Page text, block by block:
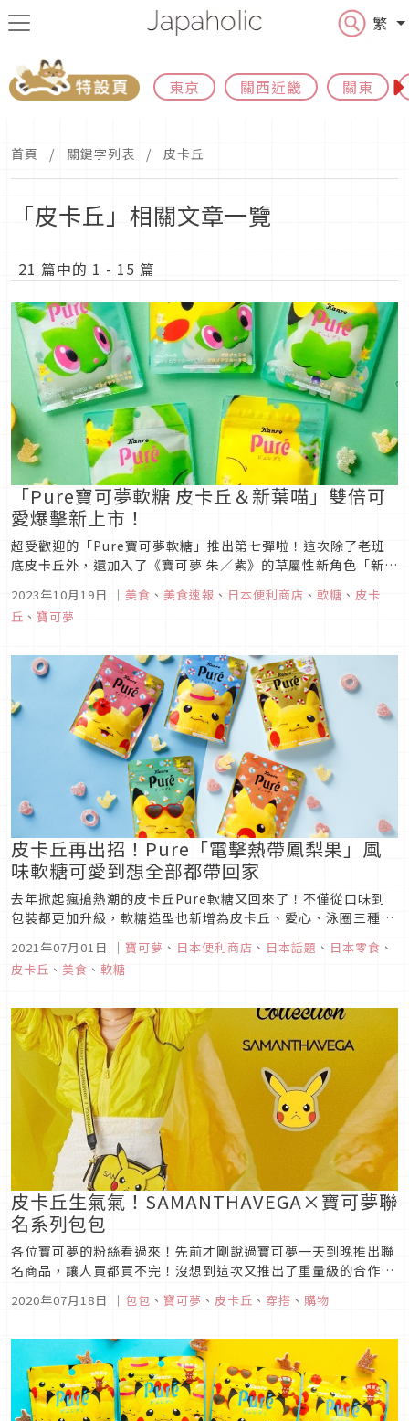
繁
東京 關西近畿 關東
首頁 關鍵字列表 皮卡丘
「皮卡丘」相關文章一覽
21 篇中的 1 - 15 篇
「Pure寶可夢軟糖 皮卡丘＆新葉喵」雙倍可
愛爆擊新上市！
超受歡迎的「Pure寶可夢軟糖」推出第七彈啦！這次除了老班
底皮卡丘外，還加入了《寶可夢 朱／紫》的草屬性新角色「新葉
喵」，兩個萌系寶貝的夢幻連動令人大呼期待。日本預計於
2023年10月24日上市，一共推出五款包裝都超級可愛，各位神
奇寶貝大師們請準備出門找貨啦！
2023年10月19日 ｜ 美食 、 美食速報 、 日本便利商店 、 軟糖 、 皮卡
丘 、 寶可夢
皮卡丘再出招！Pure「電擊熱帶鳳梨果」風
味軟糖可愛到想全部都帶回家
去年掀起瘋搶熱潮的皮卡丘Pure軟糖又回來了！不僅從口味到
包裝都更加升級，軟糖造型也新增為皮卡丘、愛心、泳圈三種形
狀組合，裡裡外外都充滿濃厚的夏季度假風格，這個夏天無法自
由地到處旅行也不用失落，在家一樣可以和皮卡丘創造酸甜清新
的美好假期哦！皮卡丘Pure「電擊熱帶鳳梨果風味」軟糖皮卡
2021年07月01日 ｜ 寶可夢 、 日本便利商店 、 日本話題 、 日本零食 、
皮卡丘 、 美食 、 軟糖
皮卡丘生氣氣！SAMANTHAVEGA×寶可夢聯
名系列包包
各位寶可夢的粉絲看過來！先前才剛說過寶可夢一天到晚推出聯
名商品，讓人買都買不完！沒想到這次又推出了重量級的合作，
正是知名品牌SAMANTHAVEGA合作的一系列包包，有皮卡丘、
伊布、耿鬼等角色，是不是很欠買呢？SAMANTHAVEGA×寶可
2020年07月18日 ｜ 包包 、 寶可夢 、 皮卡丘 、 穿搭 、 購物